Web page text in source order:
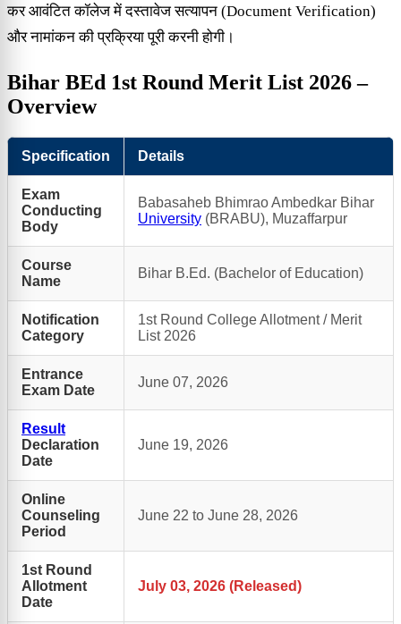
कर आवंटित कॉलेज में दस्तावेज सत्यापन (Document Verification)
और नामांकन की प्रक्रिया पूरी करनी होगी।
Bihar BEd 1st Round Merit List 2026 –
Overview
Specification Details
Exam
Conducting
Body
Babasaheb Bhimrao Ambedkar Bihar
University (BRABU), Muzaffarpur
Course
Name
Bihar B.Ed. (Bachelor of Education)
Notification
Category
1st Round College Allotment / Merit
List 2026
Entrance
Exam Date
June 07, 2026
Result
Declaration
Date
June 19, 2026
Online
Counseling
Period
June 22 to June 28, 2026
1st Round
Allotment
Date
July 03, 2026 (Released)